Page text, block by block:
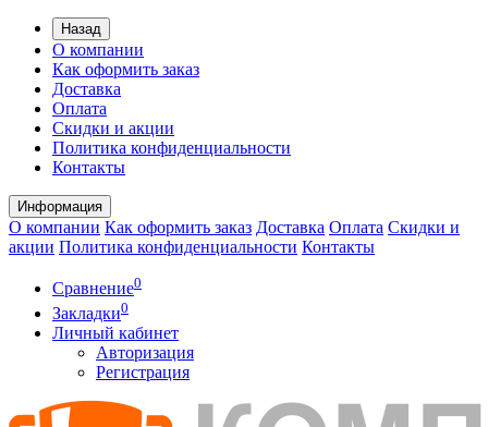
Назад
О компании
Как оформить заказ
Доставка
Оплата
Скидки и акции
Политика конфиденциальности
Контакты
Информация
О компании Как оформить заказ Доставка Оплата Скидки и
акции Политика конфиденциальности Контакты
Сравнение0
Закладки0
Личный кабинет
Авторизация
Регистрация